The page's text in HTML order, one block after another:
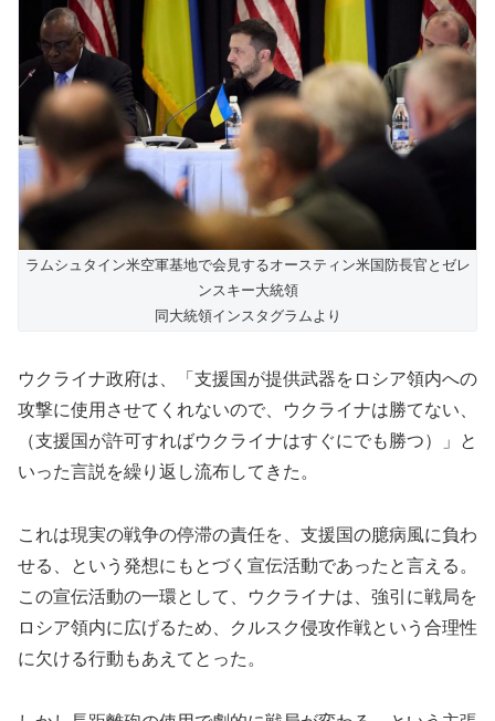
ラムシュタイン米空軍基地で会見するオースティン米国防長官とゼレ
ンスキー大統領
同大統領インスタグラムより
ウクライナ政府は、「支援国が提供武器をロシア領内への
攻撃に使用させてくれないので、ウクライナは勝てない、
（支援国が許可すればウクライナはすぐにでも勝つ）」と
いった言説を繰り返し流布してきた。
これは現実の戦争の停滞の責任を、支援国の臆病風に負わ
せる、という発想にもとづく宣伝活動であったと言える。
この宣伝活動の一環として、ウクライナは、強引に戦局を
ロシア領内に広げるため、クルスク侵攻作戦という合理性
に欠ける行動もあえてとった。